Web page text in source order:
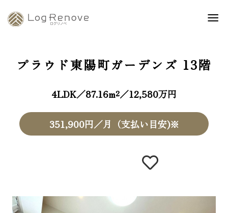
プラウド東陽町ガーデンズ 13階
4LDK／87.16m²／12,580万円
351,900円／月（支払い目安)※